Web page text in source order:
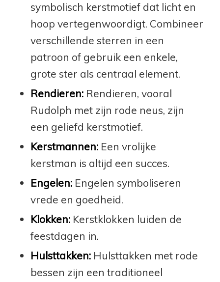
symbolisch kerstmotief dat licht en
hoop vertegenwoordigt. Combineer
verschillende sterren in een
patroon of gebruik een enkele,
grote ster als centraal element.
Rendieren:Rendieren, vooral
Rudolph met zijn rode neus, zijn
een geliefd kerstmotief.
Kerstmannen:Een vrolijke
kerstman is altijd een succes.
Engelen:Engelen symboliseren
vrede en goedheid.
Klokken:Kerstklokken luiden de
feestdagen in.
Hulsttakken:Hulsttakken met rode
bessen zijn een traditioneel